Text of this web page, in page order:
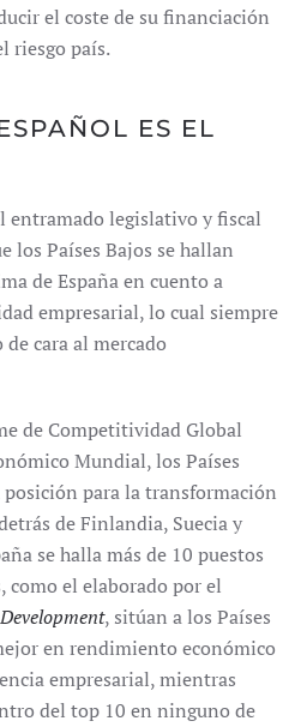
el coste de su financiación
riesgo país.
ES EL
entramado legislativo y fiscal
los Países Bajos se hallan
de España en cuento a
empresarial, lo cual siempre
cara al mercado
de Competitividad Global
Mundial, los Países
para la transformación
de Finlandia, Suecia y
se halla más de 10 puestos
como el elaborado por el
, sitúan a los Países
en rendimiento económico
empresarial, mientras
del top 10 en ninguno de